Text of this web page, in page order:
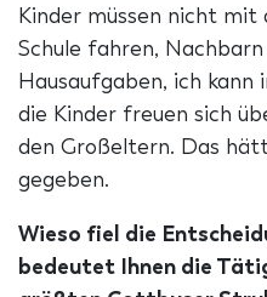
Kinder müssen nicht
Schule fahren,
Hausaufgaben, ich kann
die Kinder freuen sich
den Großeltern. Das
gegeben.
Wieso fiel die
bedeutet Ihnen die